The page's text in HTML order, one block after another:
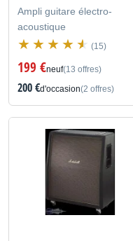
Ampli guitare électro-
acoustique
(15)
199 €neuf(13 offres)
200 €d'occasion(2 offres)